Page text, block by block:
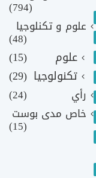
(794)
علوم و تكنلوجيا
(48)
علوم
(15)
تكنولوجيا (29)
رأي
(24)
خاص مدى بوست
(15)